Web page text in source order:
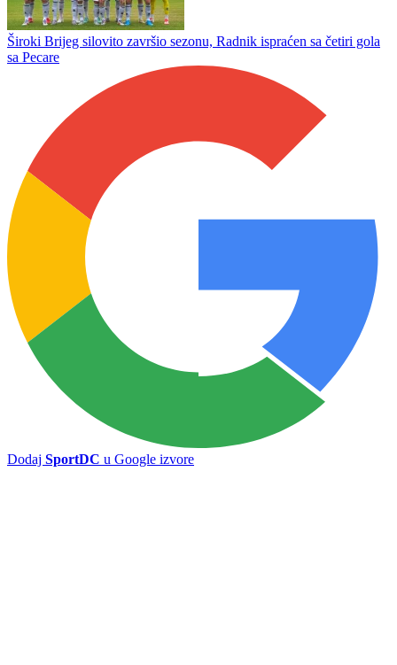
Đurić ostaje u Leotaru
Mario Cvitanović napušta klupu Sarajeva, Bordo tim kreće u
promjene
Marko Marić preuzeo funkciju sportskog direktora FK Željezničar
Široki Brijeg silovito završio sezonu, Radnik ispraćen sa četiri gola